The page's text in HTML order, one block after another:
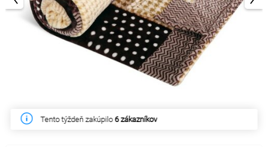
1/2
Tento týždeň zakúpilo 6 zákazníkov